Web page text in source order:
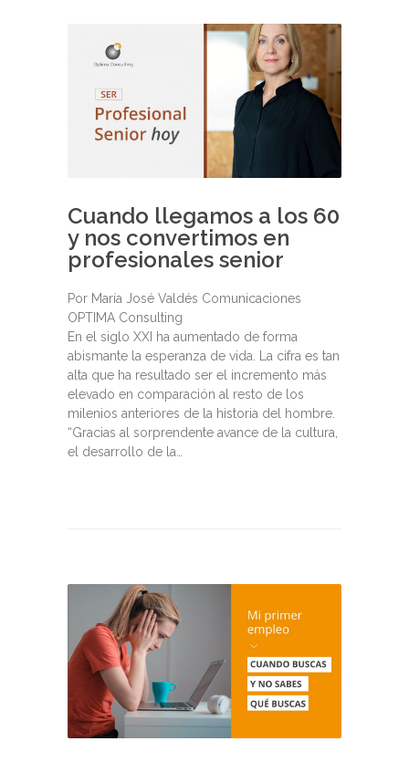
Cuando llegamos a los 60
y nos convertimos en
profesionales senior
Por María José Valdés Comunicaciones
OPTIMA Consulting
En el siglo XXI ha aumentado de forma
abismante la esperanza de vida. La cifra es tan
alta que ha resultado ser el incremento más
elevado en comparación al resto de los
milenios anteriores de la historia del hombre.
“Gracias al sorprendente avance de la cultura,
el desarrollo de la…